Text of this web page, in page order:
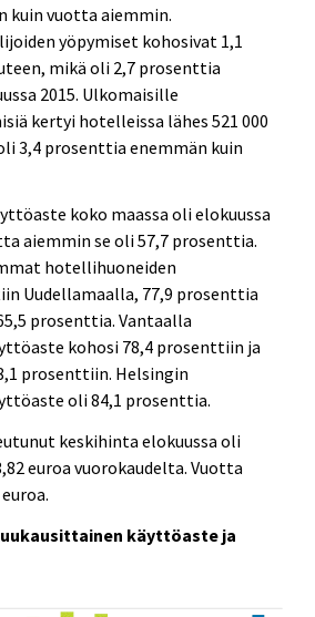
kuin vuotta aiemmin.
yöpymiset kohosivat 1,1
mikä oli 2,7 prosenttia
2015. Ulkomaisille
kertyi hotelleissa lähes 521 000
3,4 prosenttia enemmän kuin
koko maassa oli elokuussa
aiemmin se oli 57,7 prosenttia.
hotellihuoneiden
Uudellamaalla, 77,9 prosenttia
prosenttia. Vantaalla
kohosi 78,4 prosenttiin ja
prosenttiin. Helsingin
oli 84,1 prosenttia.
keskihinta elokuussa oli
euroa vuorokaudelta. Vuotta
käyttöaste ja